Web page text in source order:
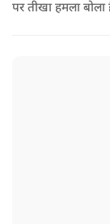
पर तीखा हमला